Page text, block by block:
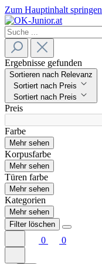
Zum Hauptinhalt springen
Ergebnisse gefunden
Sortieren nach Relevanz
Sortiert nach Preis
Sortiert nach Preis
Preis
Farbe
Mehr sehen
Korpusfarbe
Mehr sehen
Türen farbe
Mehr sehen
Kategorien
Mehr sehen
Filter löschen
0 0